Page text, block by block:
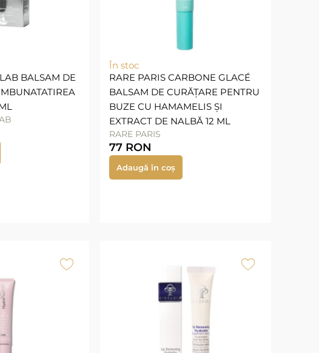
BALSAM DE
În stoc
RARE PARIS CARBONE GLACÉ
BALSAM DE CURĂȚARE PENTRU
BUZE CU HAMAMELIS ȘI
EXTRACT DE NALBĂ 12 ML
RARE PARIS
77 RON
Adaugă în coș